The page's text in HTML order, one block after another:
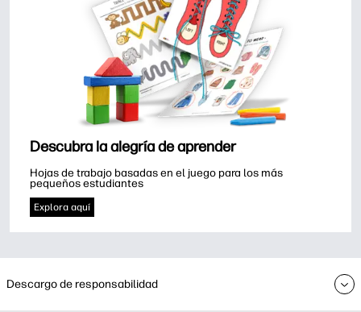
Descubra la alegría de aprender
Hojas de trabajo basadas en el juego para los más
pequeños estudiantes
Explora aquí
Descargo de responsabilidad